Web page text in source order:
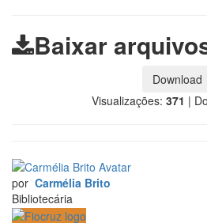
Baixar
Download
Visualizações: 371 |
por Carmélia Brito
Bibliotecária